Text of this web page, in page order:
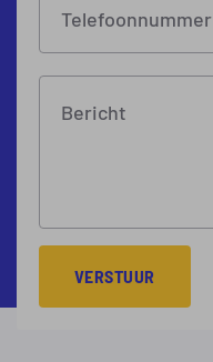
Telefoonnummer
Bericht
VERSTUUR